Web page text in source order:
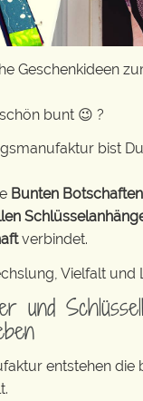
Geschenkideen
bunt 😉 ?
bist
Bunten Botschaften
verbindet.
Vielfalt und
und
entstehen die